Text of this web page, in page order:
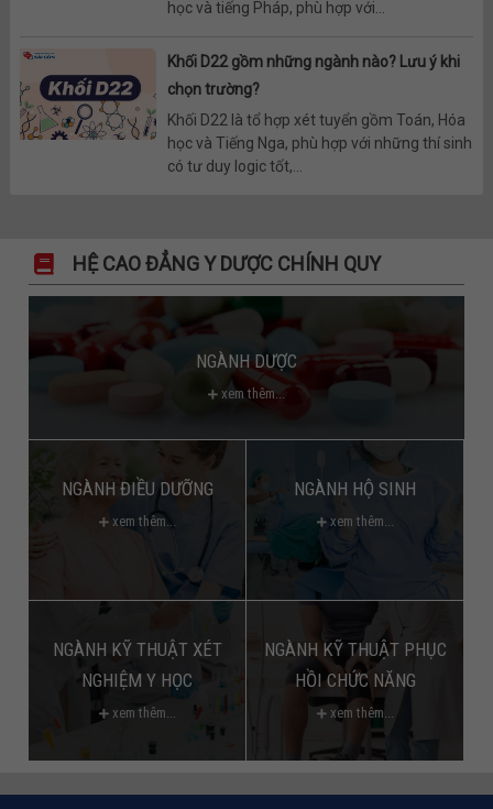
học và tiếng Pháp, phù hợp với...
Khối D22 gồm những ngành nào? Lưu ý khi
chọn trường?
Khối D22 là tổ hợp xét tuyển gồm Toán, Hóa
học và Tiếng Nga, phù hợp với những thí sinh
có tư duy logic tốt,...
HỆ CAO ĐẲNG Y DƯỢC CHÍNH QUY
NGÀNH DƯỢC
xem thêm...
NGÀNH ĐIỀU DƯỠNG
xem thêm...
NGÀNH HỘ SINH
xem thêm...
NGÀNH KỸ THUẬT XÉT
NGHIỆM Y HỌC
xem thêm...
NGÀNH KỸ THUẬT PHỤC
HỒI CHỨC NĂNG
xem thêm...